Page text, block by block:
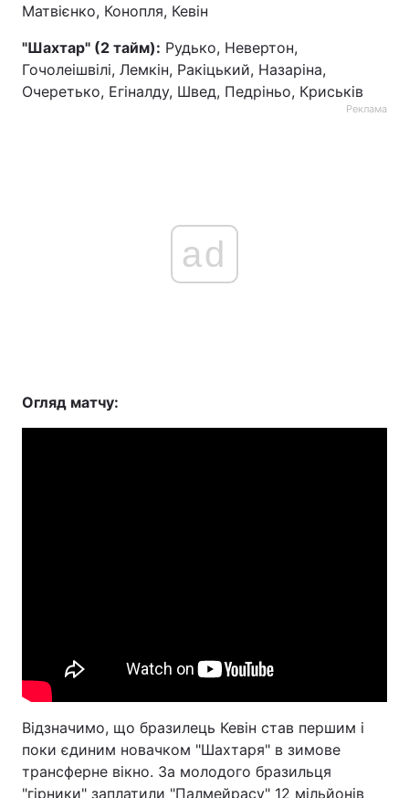
Матвієнко, Конопля, Кевін
"Шахтар" (2 тайм): Рудько, Невертон,
Гочолеішвілі, Лемкін, Ракіцький, Назаріна,
Очеретько, Егіналду, Швед, Педріньо, Криськів
Реклама
ad
Огляд матчу:
Відзначимо, що бразилець Кевін став першим і
поки єдиним новачком "Шахтаря" в зимове
трансферне вікно. За молодого бразильця
"гірники" заплатили "Палмейрасу" 12 мільйонів